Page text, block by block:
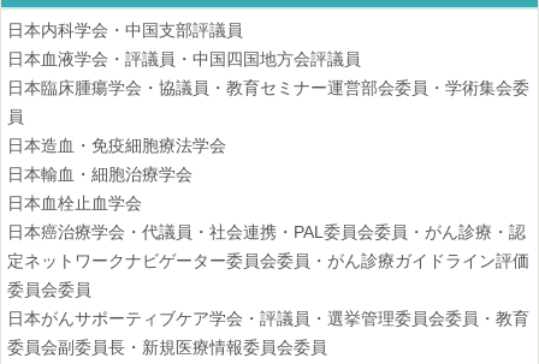
日本内科学会・中国支部評議員
日本血液学会・評議員・中国四国地方会評議員
日本臨床腫瘍学会・協議員・教育セミナー運営部会委員・学術集会委
員
日本造血・免疫細胞療法学会
日本輸血・細胞治療学会
日本血栓止血学会
日本癌治療学会・代議員・社会連携・PAL委員会委員・がん診療・認
定ネットワークナビゲーター委員会委員・がん診療ガイドライン評価
委員会委員
日本がんサポーティブケア学会・評議員・選挙管理委員会委員・教育
委員会副委員長・新規医療情報委員会委員